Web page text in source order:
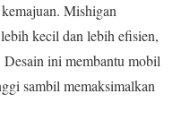
Mishigan
kecil dan lebih efisien,
ini membantu mobil
sambil memaksimalkan